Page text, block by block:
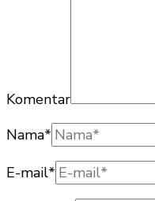
Komentar
Nama*
E-mail*